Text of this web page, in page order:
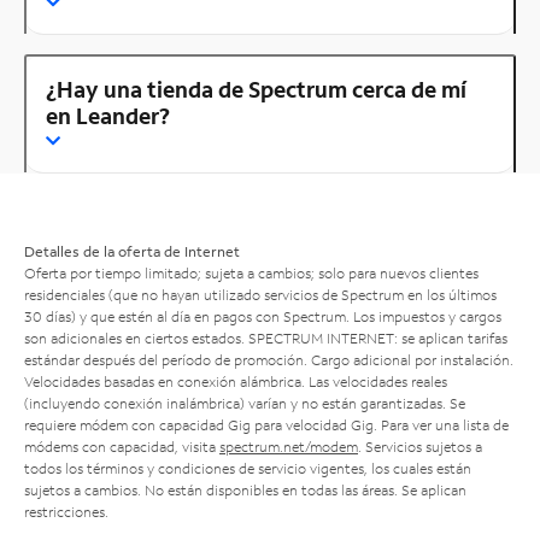
¿Hay una tienda de Spectrum cerca de mí
en Leander?
Detalles de la oferta de Internet
Oferta por tiempo limitado; sujeta a cambios; solo para nuevos clientes
residenciales (que no hayan utilizado servicios de Spectrum en los últimos
30 días) y que estén al día en pagos con Spectrum. Los impuestos y cargos
son adicionales en ciertos estados. SPECTRUM INTERNET: se aplican tarifas
estándar después del período de promoción. Cargo adicional por instalación.
Velocidades basadas en conexión alámbrica. Las velocidades reales
(incluyendo conexión inalámbrica) varían y no están garantizadas. Se
requiere módem con capacidad Gig para velocidad Gig. Para ver una lista de
módems con capacidad, visita spectrum.net/modem . Servicios sujetos a
todos los términos y condiciones de servicio vigentes, los cuales están
sujetos a cambios. No están disponibles en todas las áreas. Se aplican
restricciones.